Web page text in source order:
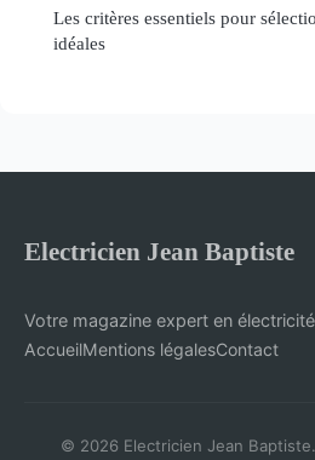
Les critères essentiels pour
idéales
Electricien Jean Baptiste
Votre magazine expert en
AccueilMentions légalesContact
© 2026 Electricien Jean